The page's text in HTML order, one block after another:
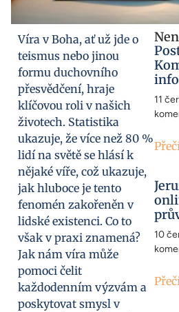
Víra v Boha, ať už jde o
teismus nebo jinou
formu duchovního
přesvědčení, hraje
klíčovou roli v našich
životech. Statistika
ukazuje, že více než 80 %
lidí na světě se hlásí k
nějaké víře, což ukazuje,
jak hluboce je tento
fenomén zakořeněn v
lidské existenci. Co to
však v praxi znamená?
Jak nám víra může
pomoci čelit
každodenním výzvám a
poskytovat smysl v
11
10